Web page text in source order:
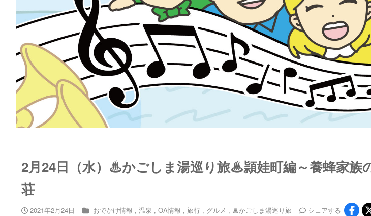
2月24日（水）♨かごしま湯巡り旅♨頴娃町編～養蜂家族
荘
2021年2月24日 おでかけ情報 温泉 OA情報 旅行 グルメ ♨かごしま湯巡り旅 シェアする